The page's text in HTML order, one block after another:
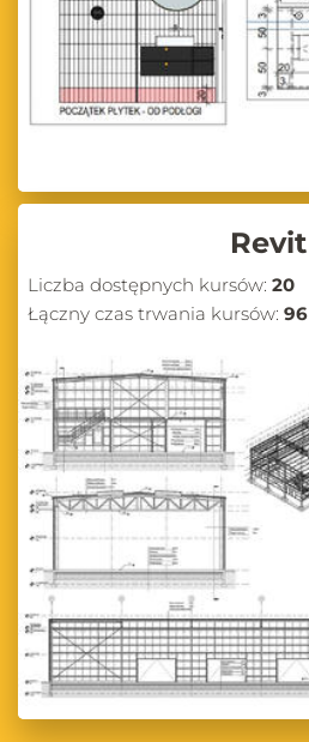
Revit
Liczba dostępnych kursów: 20
Łączny czas trwania kursów: 96